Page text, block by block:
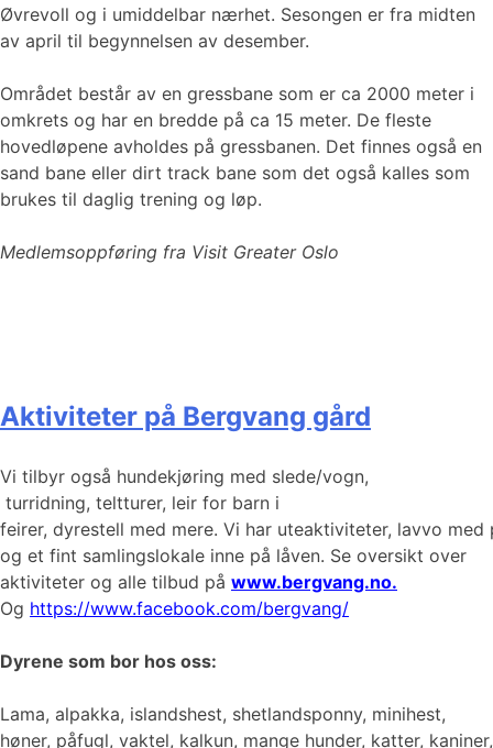
Øvrevoll og i umiddelbar nærhet. Sesongen er fra midten
av april til begynnelsen av desember.
Området består av en gressbane som er ca 2000 meter i
omkrets og har en bredde på ca 15 meter. De fleste
hovedløpene avholdes på gressbanen. Det finnes også en
sand bane eller dirt track bane som det også kalles som
brukes til daglig trening og løp.
Medlemsoppføring fra Visit Greater Oslo
Aktiviteter på Bergvang gård
Vi tilbyr også hundekjøring med slede/vogn,
turridning, teltturer, leir for barn i
feirer, dyrestell med mere. Vi har uteaktiviteter, lavvo med
og et fint samlingslokale inne på låven. Se oversikt over
aktiviteter og alle tilbud på www.bergvang.no.
Og https://www.facebook.com/bergvang/
Dyrene som bor hos oss:
Lama, alpakka, islandshest, shetlandsponny, minihest,
høner, påfugl, vaktel, kalkun, mange hunder, katter, kaniner,